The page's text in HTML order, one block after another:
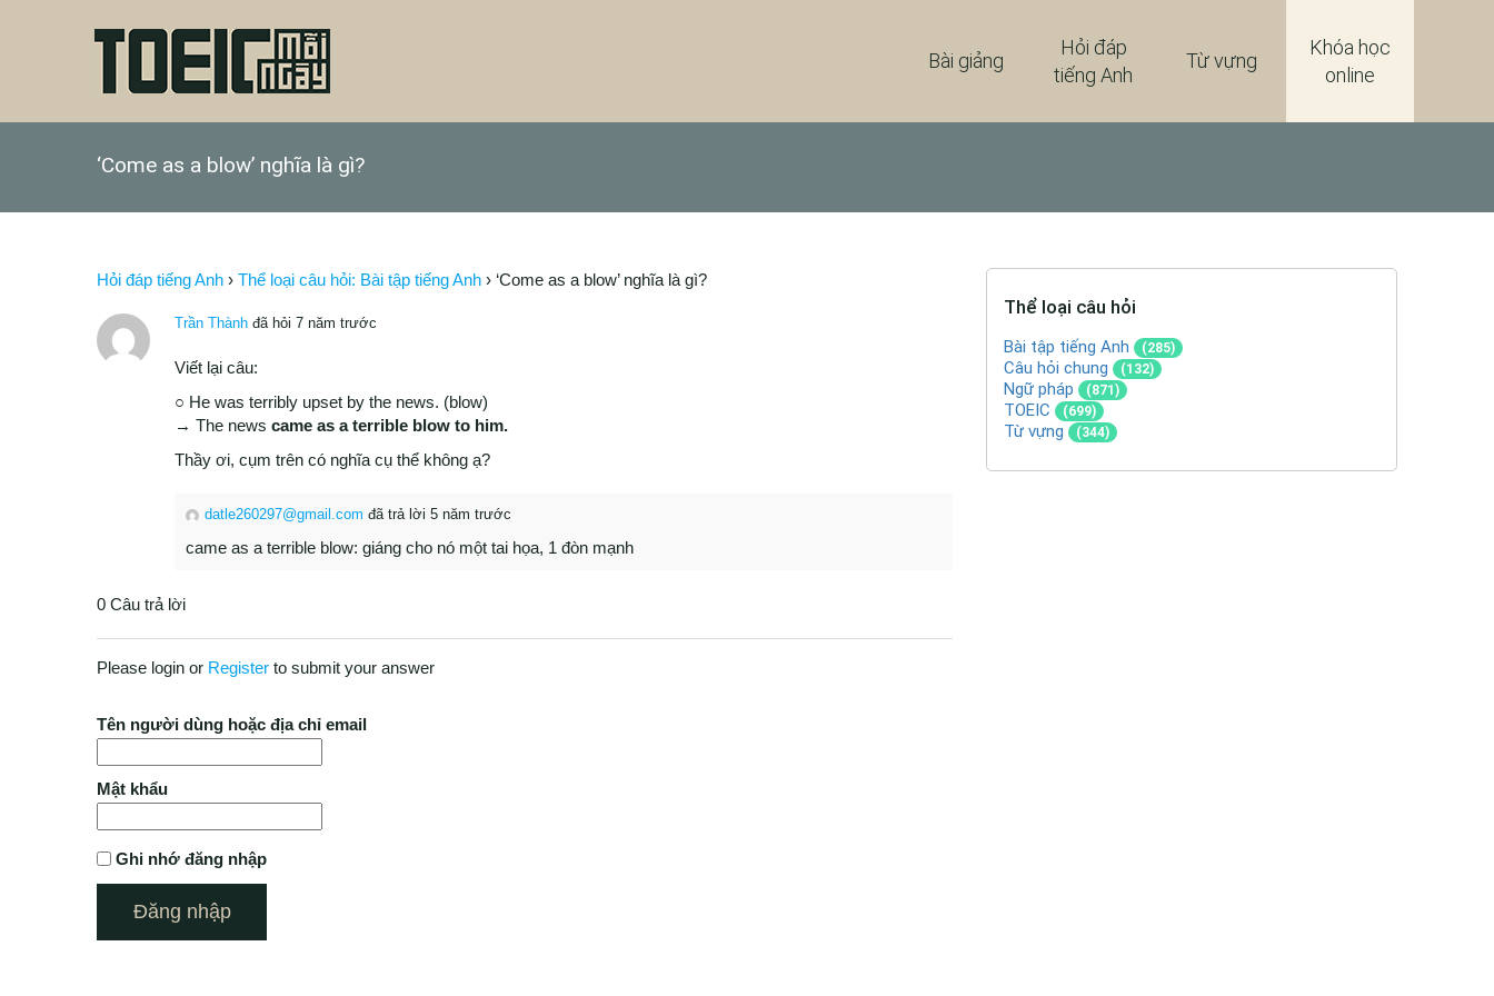
Khóa học
online
Từ vựng
Hỏi đáp
tiếng Anh
Bài giảng
‘Come as a blow’ nghĩa là gì?
Hỏi đáp tiếng Anh › Thể loại câu hỏi: Bài tập tiếng Anh › ‘Come as a blow’ nghĩa là gì?
Trần Thành đã hỏi 7 năm trước
Viết lại câu:
○ He was terribly upset by the news. (blow)
→ The news came as a terrible blow to him.
Thầy ơi, cụm trên có nghĩa cụ thể không ạ?
datle260297@gmail.com đã trả lời 5 năm trước
came as a terrible blow: giáng cho nó một tai họa, 1 đòn mạnh
0 Câu trả lời
Please login or Register to submit your answer
Tên người dùng hoặc địa chỉ email
Mật khẩu
Ghi nhớ đăng nhập
Thể loại câu hỏi
Bài tập tiếng Anh (285)
Câu hỏi chung (132)
Ngữ pháp (871)
TOEIC (699)
Từ vựng (344)